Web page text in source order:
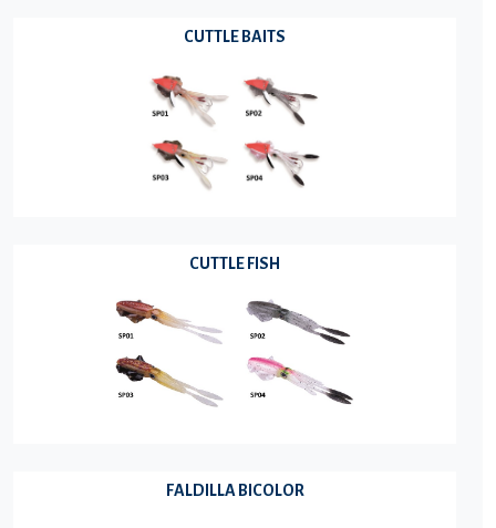
CUTTLE BAITS
CUTTLE FISH
FALDILLA BICOLOR